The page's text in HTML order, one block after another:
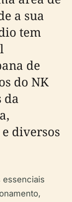
a sua
tem
de
do NK
da
diversos
essenciais